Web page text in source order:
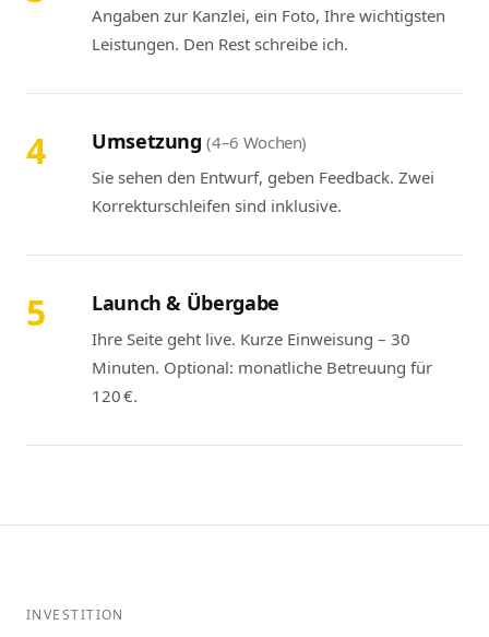
Angaben zur Kanzlei, ein Foto, Ihre wichtigsten
Leistungen. Den Rest schreibe ich.
4 Umsetzung(4–6 Wochen)
Sie sehen den Entwurf, geben Feedback. Zwei
Korrekturschleifen sind inklusive.
5 Launch & Übergabe
Ihre Seite geht live. Kurze Einweisung – 30
Minuten. Optional: monatliche Betreuung für
120 €.
INVESTITION